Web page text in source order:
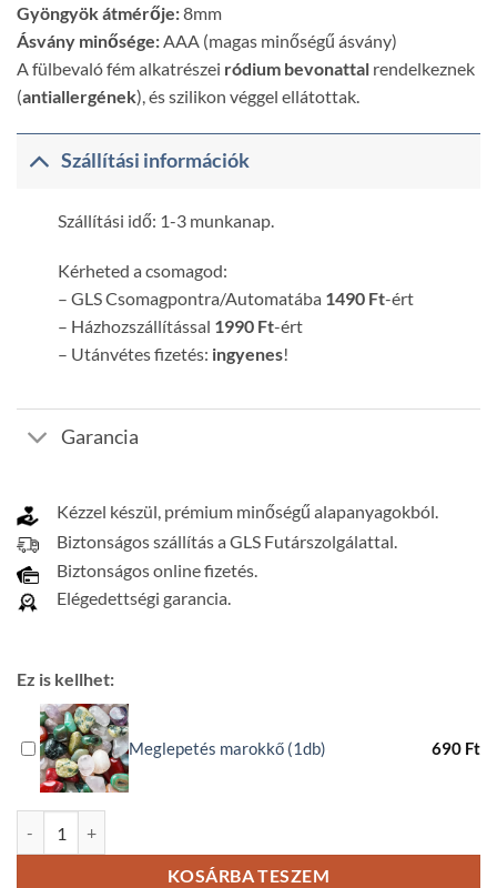
Gyöngyök átmérője:8mm
Ásvány minősége: AAA (magas minőségű ásvány)
A fülbevaló fém alkatrészei ródium bevonattal rendelkeznek
(antiallergének), és szilikon véggel ellátottak.
Szállítási információk
Szállítási idő: 1-3 munkanap.
Kérheted a csomagod:
– GLS Csomagpontra/Automatába 1490 Ft-ért
– Házhozszállítással 1990 Ft-ért
– Utánvétes fizetés: ingyenes!
Garancia
Kézzel készül, prémium minőségű alapanyagokból.
Biztonságos szállítás a GLS Futárszolgálattal.
Biztonságos online fizetés.
Elégedettségi garancia.
Ez is kellhet:
Meglepetés marokkő (1db) 690 Ft
KOSÁRBA TESZEM